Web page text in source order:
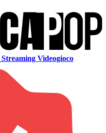
Streaming Videogioco